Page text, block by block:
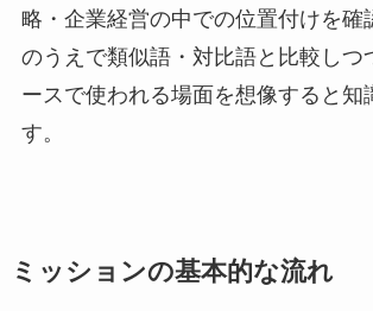
略・企業経営の中での位置付けを確
のうえで類似語・対比語と比較しつ
ースで使われる場面を想像すると知
す。
ミッションの基本的な流れ